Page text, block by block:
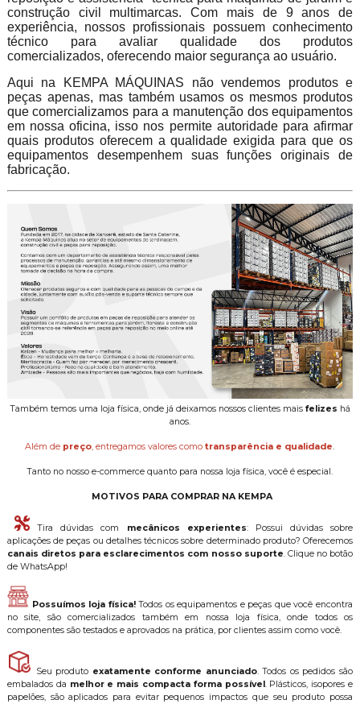
construção civil multimarcas. Com mais de 9 anos de
experiência, nossos profissionais possuem conhecimento
técnico para avaliar qualidade dos produtos
comercializados, oferecendo maior segurança ao usuário.
Aqui na KEMPA MÁQUINAS não vendemos produtos e
peças apenas, mas também usamos os mesmos produtos
que comercializamos para a manutenção dos equipamentos
em nossa oficina, isso nos permite autoridade para afirmar
quais produtos oferecem a qualidade exigida para que os
equipamentos desempenhem suas funções originais de
fabricação.
Também temos uma loja física, onde já deixamos nossos clientes mais felizes há
anos.
Além de preço , entregamos valores comotransparência e qualidade
Tanto no nosso e-commerce quanto para nossa loja física, você é especial.
MOTIVOS PARA COMPRAR NA KEMPA
Tira dúvidas com mecânicos experientes: Possui dúvidas sobre
aplicações de peças ou detalhes técnicos sobre determinado produto? Oferecemos
canais diretos para esclarecimentos com nosso suporte . Clique no botão
de WhatsApp!
Possuímos loja física!Todos os equipamentos e peças que você encontra
no site, são comercializados também em nossa loja física, onde todos os
componentes são testados e aprovados na prática, por clientes assim como você.
Seu produto exatamente conforme anunciado. Todos os pedidos são
embalados da melhor e mais compacta forma possível. Plásticos, isopores e
papelões, são aplicados para evitar pequenos impactos que seu produto possa